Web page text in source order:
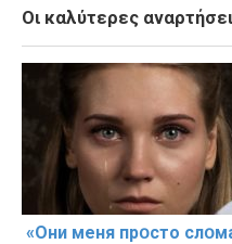
Οι καλύτερες
«Они меня прօсто